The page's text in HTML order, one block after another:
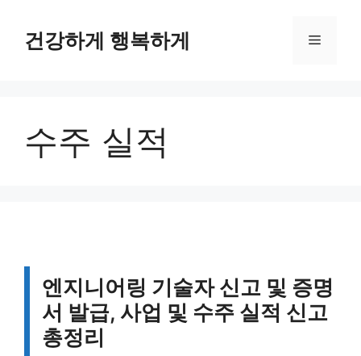
건강하게 행복하게 메
수주 실적
엔지니어링 기술자 신고 및 증명
서 발급, 사업 및 수주 실적 신고
총정리